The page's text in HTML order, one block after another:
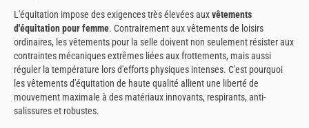
L'équitation impose des exigences très élevées auxvêtements
d'équitation pour femme. Contrairement aux vêtements de loisirs
ordinaires, les vêtements pour la selle doivent non seulement résister aux
contraintes mécaniques extrêmes liées aux frottements, mais aussi
réguler la température lors d'efforts physiques intenses. C'est pourquoi
les vêtements d'équitation de haute qualité allient une liberté de
mouvement maximale à des matériaux innovants, respirants, anti-
salissures et robustes.